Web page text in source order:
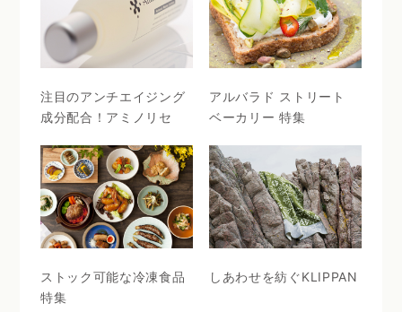
注目のアンチエイジング
成分配合！アミノリセ
アルバラド ストリート
ベーカリー 特集
ストック可能な冷凍食品
特集
しあわせを紡ぐKLIPPAN